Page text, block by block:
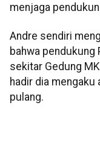
menjaga
Andre sendiri
bahwa pendukung
sekitar Gedung
hadir dia
pulang.